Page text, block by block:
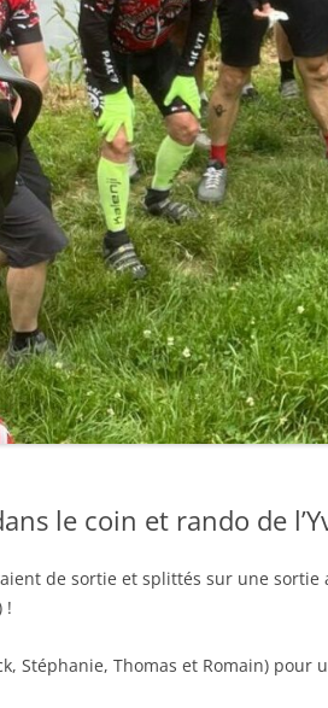
le coin et rando de
de sortie et splittés sur une
!
Stéphanie, Thomas et Romain) pour